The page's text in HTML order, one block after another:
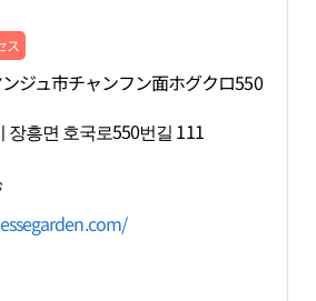
ス
ジュ市チャンフン面ホグクロ550
장흥면 호국로550번길 111